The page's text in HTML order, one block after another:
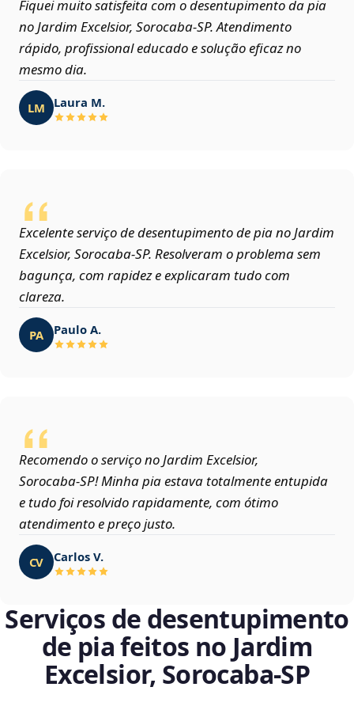
Fiquei muito satisfeita com o desentupimento da pia
no Jardim Excelsior, Sorocaba‑SP. Atendimento
rápido, profissional educado e solução eficaz no
mesmo dia.
LM Laura M.
Excelente serviço de desentupimento de pia no Jardim
Excelsior, Sorocaba‑SP. Resolveram o problema sem
bagunça, com rapidez e explicaram tudo com
clareza.
PA Paulo A.
Recomendo o serviço no Jardim Excelsior,
Sorocaba‑SP! Minha pia estava totalmente entupida
e tudo foi resolvido rapidamente, com ótimo
atendimento e preço justo.
CV Carlos V.
Serviços de desentupimento
de pia feitos no Jardim
Excelsior, Sorocaba‑SP